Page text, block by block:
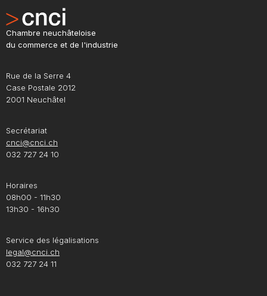
Chambre neuchâteloise
du commerce et de l'industrie
Rue de la Serre 4
Case Postale 2012
2001 Neuchâtel
Secrétariat
cnci@cnci.ch
032 727 24 10
Horaires
08h00 - 11h30
13h30 - 16h30
Service des légalisations
legal@cnci.ch
032 727 24 11